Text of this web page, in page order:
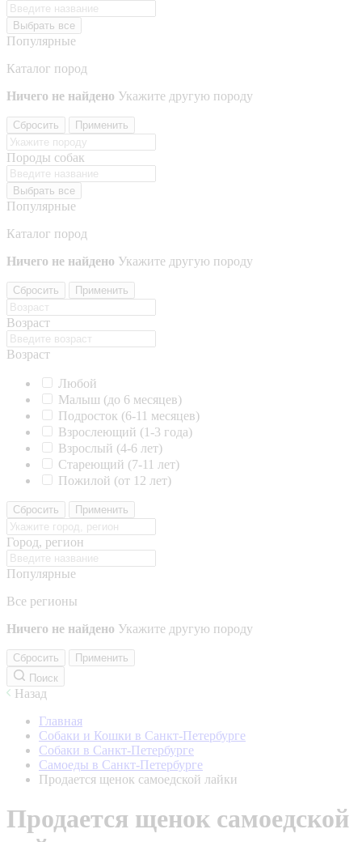
Выбрать все
Популярные
Каталог пород
Ничего не найдено Укажите другую породу
Сбросить Применить
Породы собак
Выбрать все
Популярные
Каталог пород
Ничего не найдено Укажите другую породу
Сбросить Применить
Возраст
Возраст
Любой
Малыш (до 6 месяцев)
Подросток (6-11 месяцев)
Взрослеющий (1-3 года)
Взрослый (4-6 лет)
Стареющий (7-11 лет)
Пожилой (от 12 лет)
Сбросить Применить
Город, регион
Популярные
Все регионы
Ничего не найдено Укажите другую породу
Сбросить
Применить
Поиск
Назад
Главная
Собаки и Кошки в Санкт-Петербурге
Собаки в Санкт-Петербурге
Самоеды в Санкт-Петербурге
Продается щенок самоедской лайки
Продается щенок самоедской